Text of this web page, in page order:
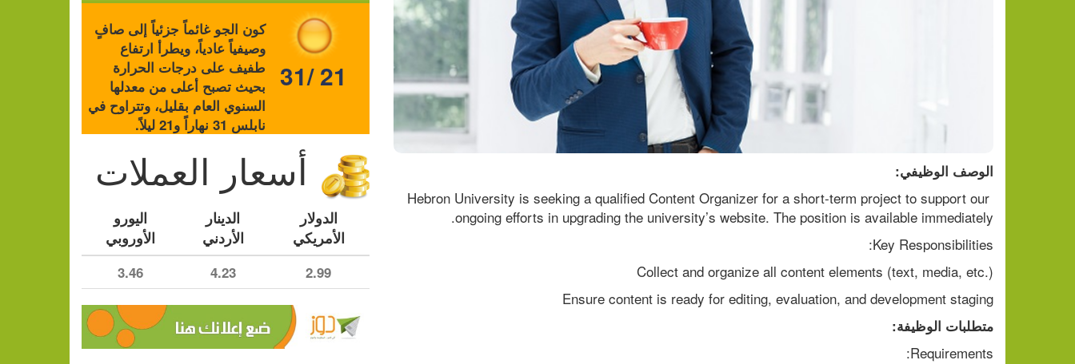
الوصف الوظيفي:
Hebron University is seeking a qualified Content Organizer for a short-term project to support our
ongoing efforts in upgrading the university’s website. The position is available immediately.
Key Responsibilities:
Collect and organize all content elements (text, media, etc.)
Ensure content is ready for editing, evaluation, and development staging
متطلبات الوظيفة:
Requirements:
كون الجو غائماً جزئياً إلى صافٍ
وصيفياً عادياً، ويطرأ ارتفاع
طفيف على درجات الحرارة
بحيث تصبح أعلى من معدلها
السنوي العام بقليل، وتتراوح في
نابلس 31 نهاراً و21 ليلاً.
31/ 21
أسعار العملات
الدولار
الأمريكي
الدينار
الأردني
اليورو
الأوروبي
2.99
4.23
3.46